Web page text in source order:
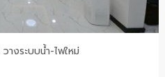
างระบบน้ำ-ไฟใหม่